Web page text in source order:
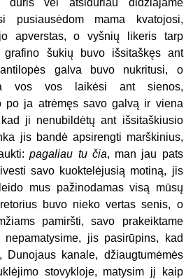
duris vėl atsidūriau didžiajame
pusiausėdom mama kvatojosi,
apverstas, o vyšnių likeris tarp
šukių buvo išsitaškęs ant
galva buvo nukritusi, o
vos vos laikėsi ant sienos,
po ja atrėmęs savo galvą ir viena
ji nenubildėtų ant išsitaškiusio
jis bandė apsirengti marškinius,
pagaliau tu čia, man jau pats
savo kuoktelėjusią motiną, jis
mus pažinodamas visą mūsų
buvo nieko vertas senis, o
pamiršti, savo prakeiktame
jis pasirūpins, kad
kanale, džiaugtumėmės
stovykloje, matysim jį kaip